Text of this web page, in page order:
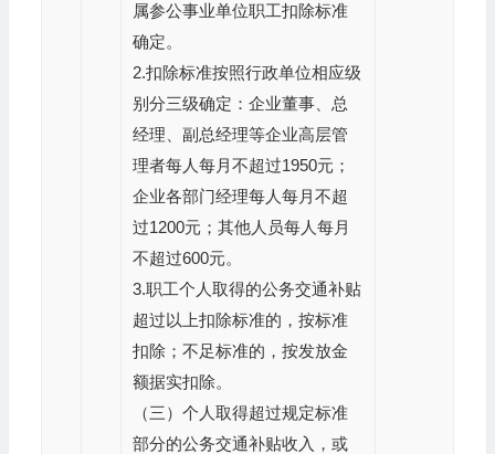
属参公事业单位职工扣除标准
确定。
2.扣除标准按照行政单位相应级
别分三级确定：企业董事、总
经理、副总经理等企业高层管
理者每人每月不超过1950元；
企业各部门经理每人每月不超
过1200元；其他人员每人每月
不超过600元。
3.职工个人取得的公务交通补贴
超过以上扣除标准的，按标准
扣除；不足标准的，按发放金
额据实扣除。
（三）个人取得超过规定标准
部分的公务交通补贴收入，或